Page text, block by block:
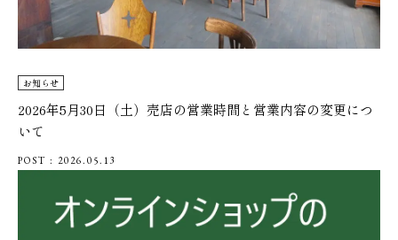
お知らせ
2026年5月30日（土）売店の営業時間と営業内容の変更につ
いて
POST : 2026.05.13